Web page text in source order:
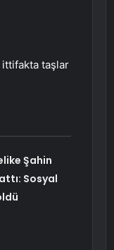
ittifakta taşlar
Şahin
Sosyal